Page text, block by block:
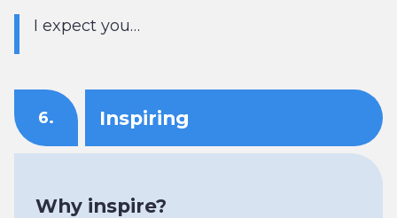
I expect you…
6. Inspiring
Why inspire?